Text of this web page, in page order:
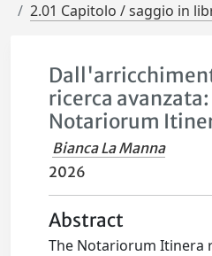
2.01 Capitolo / saggio in
ricerca
Notariorum
Bianca La Manna
2026
Abstract
The Notariorum Itinera